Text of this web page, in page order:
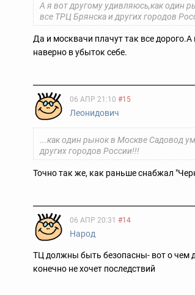
А я вот другому удивляюсь,как один
все ТРЦ Брянска и других городов
Да и москвачи плачут так все
наверно в убыток себе.
06 АПР 21:10 #15
Леонидович
...как один рынок в Москве Садовод
других городов России!!!
Точно так же, как раньше снабжал
06 АПР 20:31 #14
Народ
ТЦ должны быть безопасны- вот о чем
конечно не хочет последствий